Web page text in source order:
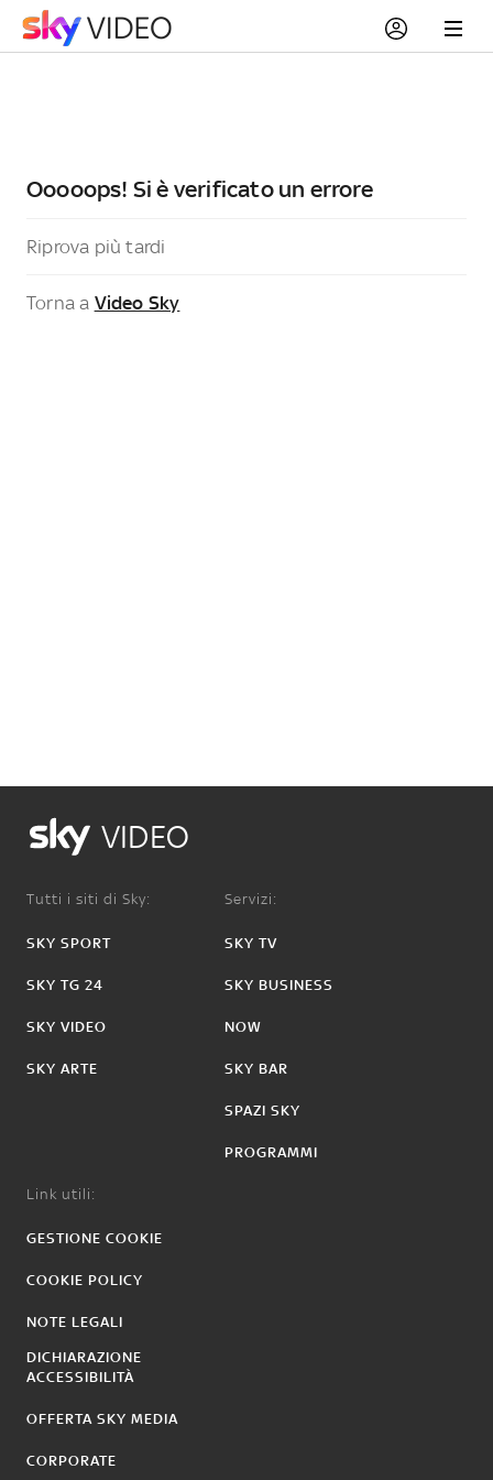
Ooooops! Si è verificato un errore
Riprova più tardi
Torna a Video Sky
VIDEO
Tutti i siti di Sky:
SKY SPORT
SKY TG 24
SKY VIDEO
SKY ARTE
Servizi:
SKY TV
SKY BUSINESS
NOW
SKY BAR
SPAZI SKY
PROGRAMMI
Link utili:
GESTIONE COOKIE
COOKIE POLICY
NOTE LEGALI
DICHIARAZIONE
ACCESSIBILITÀ
OFFERTA SKY MEDIA
CORPORATE